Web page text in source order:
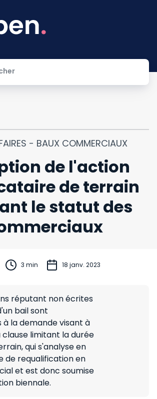
- BAUX COMMERCIAUX
de l'action
de terrain
le statut des
3 min 18 janv. 2023
réputant non écrites
bail sont
la demande visant à
limitant la durée
qui s'analyse en
de requalification en
et est donc soumise
biennale.